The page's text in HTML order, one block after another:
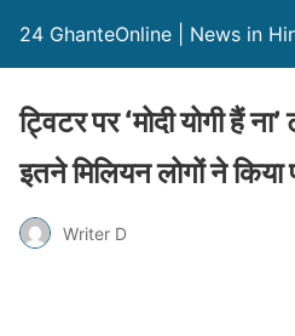
24 GhanteOnline | News in
ट्विटर पर ‘मोदी योगी हैं
इतने मिलियन लोगों ने
Writer D